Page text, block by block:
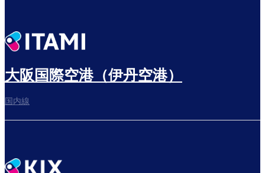
搭乗ゲートへ
大阪国際空港（伊丹空港）
国内線